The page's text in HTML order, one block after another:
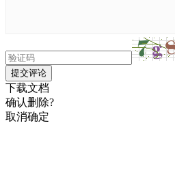
提交评论
下载文档
确认删除?
取消确定